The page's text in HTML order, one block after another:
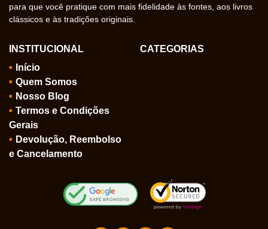
para que você pratique com mais fidelidade às fontes, aos livros
clássicos e às tradições originais.
INSTITUCIONAL
Início
Quem Somos
Nosso Blog
Termos e Condições
Gerais
Devolução, Reembolso
e Cancelamento
CATEGORIAS